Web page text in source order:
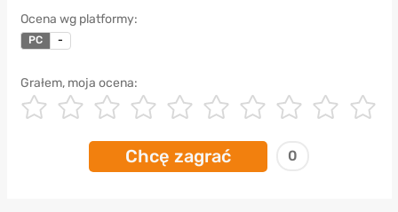
Ocena wg platformy:
PC -
Grałem, moja ocena:
Chcę zagrać 0